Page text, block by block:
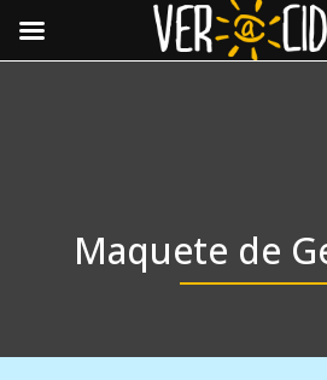
Maquete de